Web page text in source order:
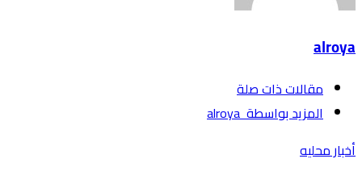
alroya
‫مقالات ذات صلة‬
‫‫المزيد بواسطة‬ ‬ alroya
أخبار محليه